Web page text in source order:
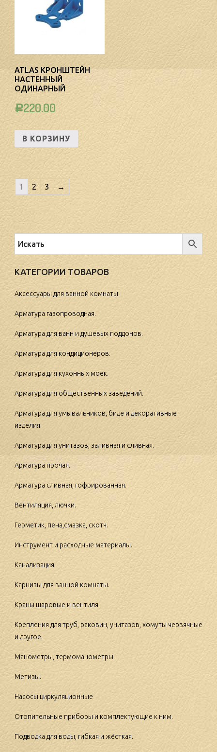
ATLAS КРОНШТЕЙН
НАСТЕННЫЙ
ОДИНАРНЫЙ
Р220.00
В КОРЗИНУ
1 2 3 →
КАТЕГОРИИ ТОВАРОВ
Аксессуары для ванной комнаты
Арматура газопроводная.
Арматура для ванн и душевых поддонов.
Арматура для кондиционеров.
Арматура для кухонных моек.
Арматура для общественных заведений.
Арматура для умывальников, биде и декоративные
изделия.
Арматура для унитазов, заливная и сливная.
Арматура прочая.
Арматура сливная, гофрированная.
Вентиляция, лючки.
Герметик, пена,смазка, скотч.
Инструмент и расходные материалы.
Канализация.
Карнизы для ванной комнаты.
Краны шаровые и вентиля
Крепления для труб, раковин, унитазов, хомуты червячные
и другое.
Манометры, термоманометры.
Метизы.
Насосы циркуляционные
Отопительные приборы и комплектующие к ним.
Подводка для воды, гибкая и жёсткая.